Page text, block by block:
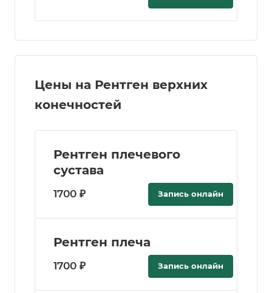
Цены на Рентген верхних
конечностей
Рентген плечевого
сустава
1700 ₽ Запись онлайн
Рентген плеча
1700 ₽ Запись онлайн